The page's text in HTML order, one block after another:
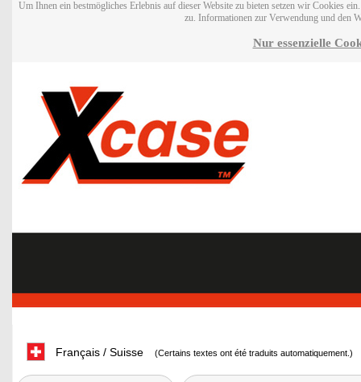
Um Ihnen ein bestmögliches Erlebnis auf dieser Website zu bieten setzen wir Cookies
zu. Informationen zur Verwendung und den
Nur essenzielle
Français / Suisse (Certains textes ont été traduits automatiquement.)